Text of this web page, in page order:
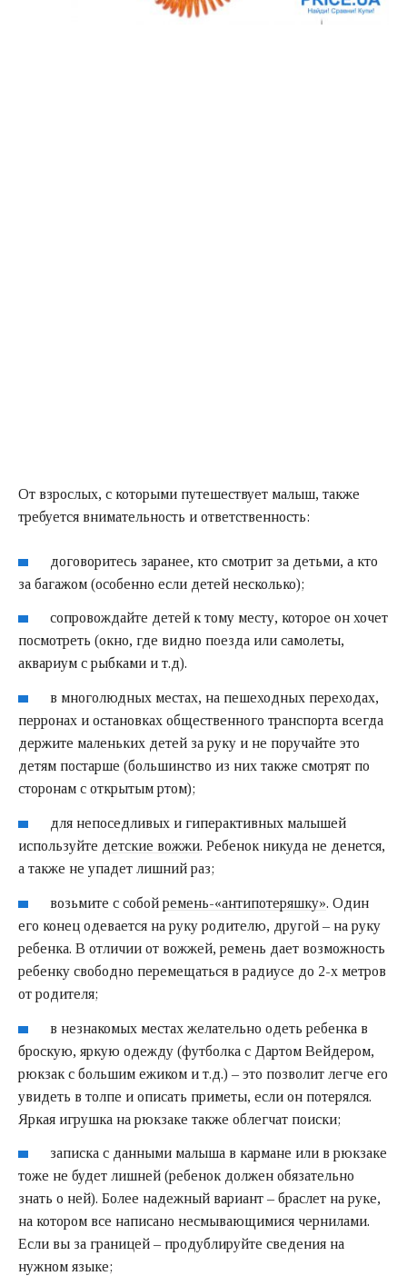
От взрослых, с которыми путешествует малыш, также
требуется внимательность и ответственность:
договоритесь заранее, кто смотрит за детьми, а кто
за багажом (особенно если детей несколько);
сопровождайте детей к тому месту, которое он хочет
посмотреть (окно, где видно поезда или самолеты,
аквариум с рыбками и т.д).
в многолюдных местах, на пешеходных переходах,
перронах и остановках общественного транспорта всегда
держите маленьких детей за руку и не поручайте это
детям постарше (большинство из них также смотрят по
сторонам с открытым ртом);
для непоседливых и гиперактивных малышей
используйте детские вожжи. Ребенок никуда не денется,
а также не упадет лишний раз;
возьмите с собойремень-«антипотеряшку». Один
его конец одевается на руку родителю, другой – на руку
ребенка. В отличии от вожжей, ремень дает возможность
ребенку свободно перемещаться в радиусе до 2-х метров
от родителя;
в незнакомых местах желательно одеть ребенка в
броскую, яркую одежду (футболка с Дартом Вейдером,
рюкзак с большим ежиком и т.д.) – это позволит легче его
увидеть в толпе и описать приметы, если он потерялся.
Яркая игрушка на рюкзаке также облегчат поиски;
записка с данными малыша в кармане или в рюкзаке
тоже не будет лишней (ребенок должен обязательно
знать о ней). Более надежный вариант – браслет на руке,
на котором все написано несмывающимися чернилами.
Если вы за границей – продублируйте сведения на
нужном языке;